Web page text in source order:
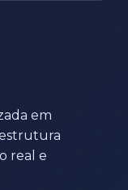
em
real e